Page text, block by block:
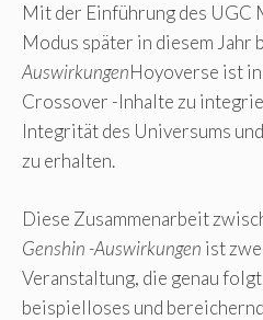
Mit der Einführung des
Modus später in diesem Jahr
AuswirkungenHoyoverse ist
Crossover -Inhalte zu
Integrität des Universums
zu erhalten.
Diese Zusammenarbeit
Genshin -Auswirkungen ist
Veranstaltung, die genau
beispielloses und